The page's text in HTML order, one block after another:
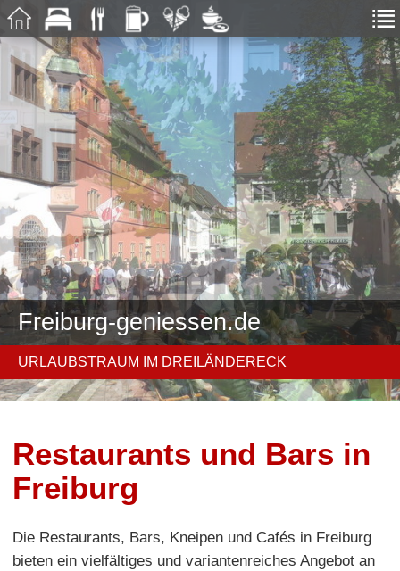
Freiburg-geniessen.de
URLAUBSTRAUM IM DREILÄNDERECK
Restaurants und Bars in
Freiburg
Die Restaurants, Bars, Kneipen und Cafés in Freiburg
bieten ein vielfältiges und variantenreiches Angebot an